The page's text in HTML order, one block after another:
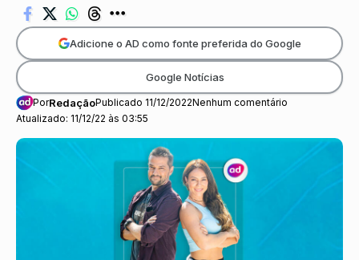
Atualizado: 11/12/22 às 03:55
PorRedaçãoPublicado 11/12/2022Nenhum comentário
Adicione o AD como fonte preferida do Google
Google Notícias